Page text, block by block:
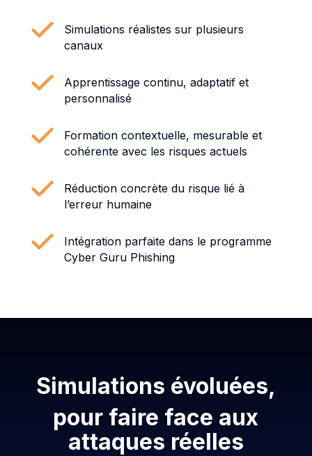
Simulations réalistes sur plusieurs
canaux
Apprentissage continu, adaptatif et
personnalisé
Formation contextuelle, mesurable et
cohérente avec les risques actuels
Réduction concrète du risque lié à
l’erreur humaine
Intégration parfaite dans le programme
Cyber Guru Phishing
Simulations évoluées,
pour faire face aux
attaques réelles